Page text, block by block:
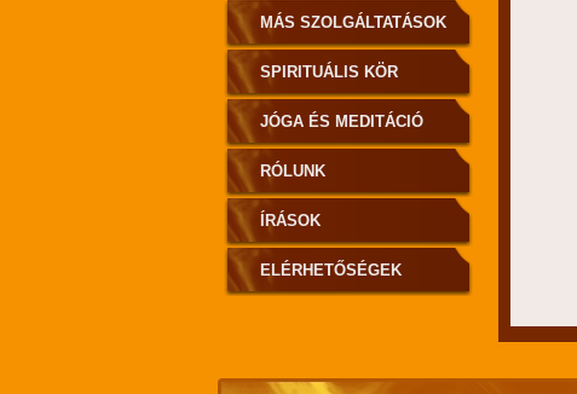
MÁS SZOLGÁLTATÁSOK
SPIRITUÁLIS KÖR
JÓGA ÉS MEDITÁCIÓ
RÓLUNK
ÍRÁSOK
ELÉRHETŐSÉGEK